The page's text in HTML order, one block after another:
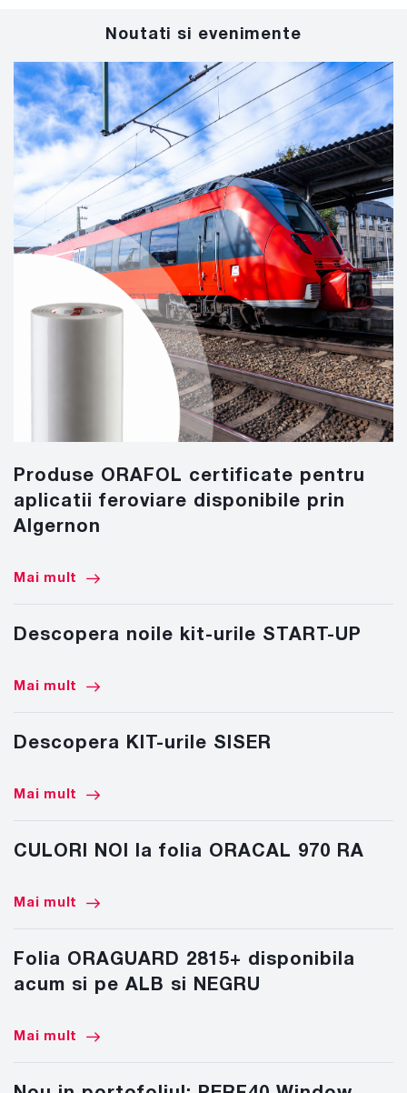
Noutati si evenimente
Produse ORAFOL certificate pentru
aplicatii feroviare disponibile prin
Algernon
Mai mult
Descopera noile kit-urile START-UP
Mai mult
Descopera KIT-urile SISER
Mai mult
CULORI NOI la folia ORACAL 970 RA
Mai mult
Folia ORAGUARD 2815+ disponibila
acum si pe ALB si NEGRU
Mai mult